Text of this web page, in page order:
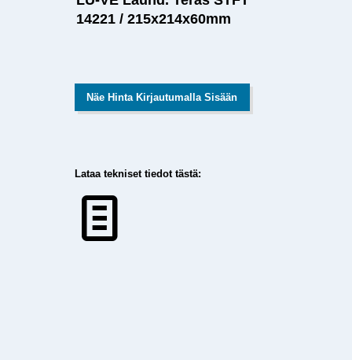
14221 / 215x214x60mm
Näe Hinta Kirjautumalla Sisään
Lataa tekniset tiedot tästä: